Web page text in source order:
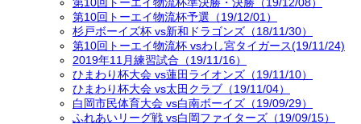
第10回トーエイ物流杯予選（19/12/01）
杉戸ボーイズ杯 vs新和ドラゴンズ（18/11/30）
第10回トーエイ物流杯 vsわし宮タイガース(19/11/24)
2019年11月練習試合（19/11/16）
ひまわり杯大会 vs蓮田ライオンズ（19/11/10）
ひまわり杯大会 vs太田クラブ（19/11/04）
白岡市民体育大会 vs白南ボーイズ（19/09/29）
ふれあいリーグ戦 vs白岡ファイターズ（19/09/15）